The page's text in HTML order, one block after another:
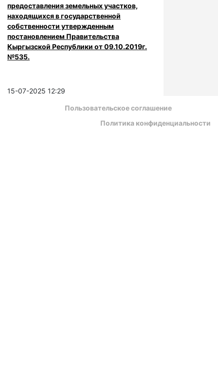
предоставления земельных участков,
находящихся в государственной
собственности утвержденным
постановлением Правительства
Кыргызской Республики от 09.10.2019г.
№535.
15-07-2025 12:29
Пользовательское соглашение
Политика конфиденциальности